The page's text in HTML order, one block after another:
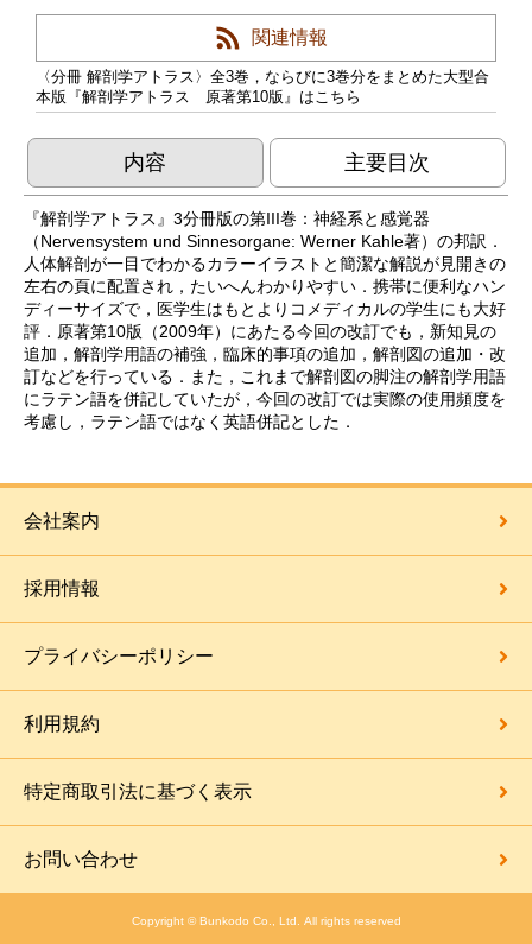
関連情報
〈分冊 解剖学アトラス〉全3巻，ならびに3巻分をまとめた大型合
本版『解剖学アトラス 原著第10版』はこちら
内容 主要目次
『解剖学アトラス』3分冊版の第III巻：神経系と感覚器
（Nervensystem und Sinnesorgane: Werner Kahle著）の邦訳．
人体解剖が一目でわかるカラーイラストと簡潔な解説が見開きの
左右の頁に配置され，たいへんわかりやすい．携帯に便利なハン
ディーサイズで，医学生はもとよりコメディカルの学生にも大好
評．原著第10版（2009年）にあたる今回の改訂でも，新知見の
追加，解剖学用語の補強，臨床的事項の追加，解剖図の追加・改
訂などを行っている．また，これまで解剖図の脚注の解剖学用語
にラテン語を併記していたが，今回の改訂では実際の使用頻度を
考慮し，ラテン語ではなく英語併記とした．
会社案内
採用情報
プライバシーポリシー
利用規約
特定商取引法に基づく表示
お問い合わせ
Copyright © Bunkodo Co., Ltd. All rights reserved